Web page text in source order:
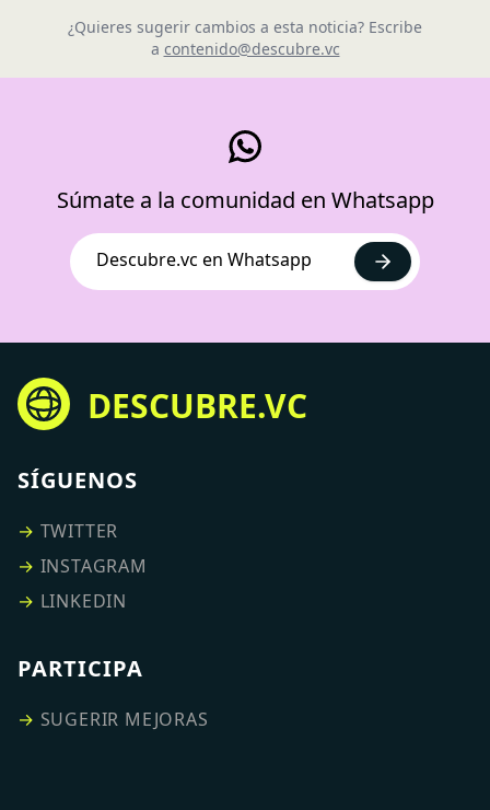
¿Quieres sugerir cambios a esta noticia? Escribe
a contenido@descubre.vc
Súmate a la comunidad en Whatsapp
Descubre.vc en Whatsapp
DESCUBRE.VC
SÍGUENOS
→ TWITTER
→ INSTAGRAM
→ LINKEDIN
PARTICIPA
→ SUGERIR MEJORAS